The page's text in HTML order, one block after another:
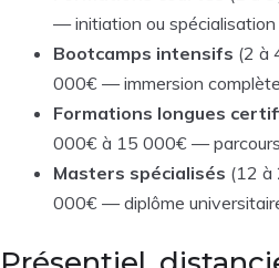
— initiation ou spécialisation
Bootcamps intensifs (2 à
000€ — immersion complète
Formations longues
000€ à 15 000€ —
Masters spécialisés (12 à
000€ — diplôme